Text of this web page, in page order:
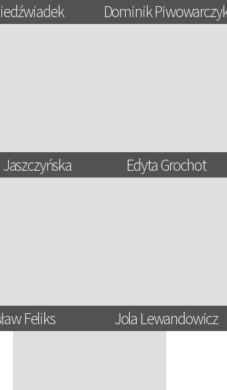
Dominik
Edyta Grochot
Feliks Jola Lewandowicz